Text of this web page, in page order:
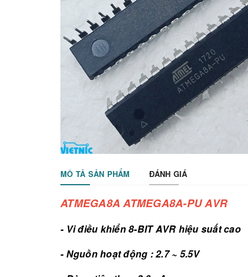
MÔ TẢ SẢN PHẨM ĐÁNH GIÁ
ATMEGA8A ATMEGA8A-PU AVR
- Vi điều khiển 8-BIT AVR hiệu suất cao
- Nguồn hoạt động : 2.7 ~ 5.5V